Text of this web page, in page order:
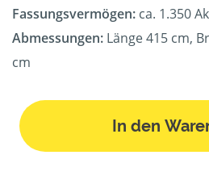
Fassungsvermögen: ca. 1.350
Abmessungen: Länge 415 cm,
cm
In den